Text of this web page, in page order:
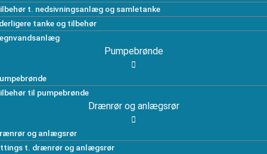
t. nedsivningsanlæg og samletanke
tanke og tilbehør
Pumpebrønde
til pumpebrønde
Drænrør og anlægsrør
og anlægsrør
t. drænrør og anlægsrør